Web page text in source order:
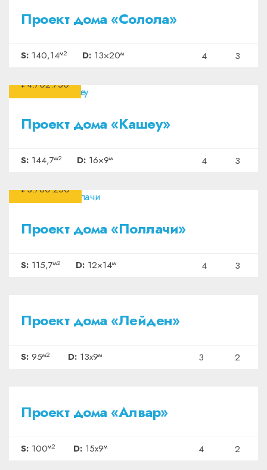
Проект дома «Солола»
S: 140,14м2 D: 13×20м 4 3
₽4.702.750
Проект дома «Кашеу»
S: 144,7м2 D: 16×9м 4 3
₽3.760.250
Проект дома «Поллачи»
S: 115,7м2 D: 12×14м 4
3
Проект дома «Лейден»
S: 95м2 D: 13x9м 3
2
Проект дома «Алвар»
S: 100м2 D: 15x9м 4
2